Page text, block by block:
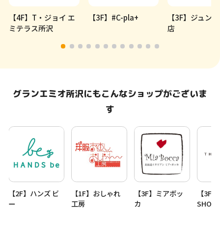
【4F】T・ジョイ エ
ミテラス所沢
【3F】#C-pla+
【3F】ジュン
店
グランエミオ所沢にもこんなショップがございま
す
【2F】ハンズ ビ
ー
【1F】おしゃれ
工房
【3F】ミアボッ
カ
【3F
SHOP